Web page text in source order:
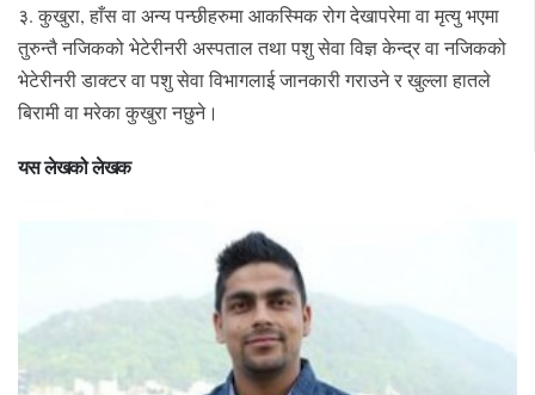
३. कुखुरा, हाँस वा अन्य पन्छीहरुमा आकस्मिक रोग देखापरेमा वा मृत्यु भएमा
तुरुन्तै नजिकको भेटेरीनरी अस्पताल तथा पशु सेवा विज्ञ केन्द्र वा नजिकको
भेटेरीनरी डाक्टर वा पशु सेवा विभागलाई जानकारी गराउने र खुल्ला हातले
बिरामी वा मरेका कुखुरा नछुने।
यस लेखको लेखक